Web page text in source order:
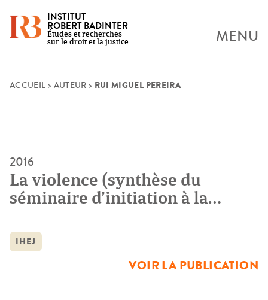
Skip
INSTITUT
ROBERT BADINTER
Études et recherches
sur le droit et la justice
MENU
ACCUEIL > AUTEUR > RUI MIGUEL PEREIRA
2016
La violence (synthèse du
séminaire d’initiation à la
IHEJ
VOIR LA PUBLICATION